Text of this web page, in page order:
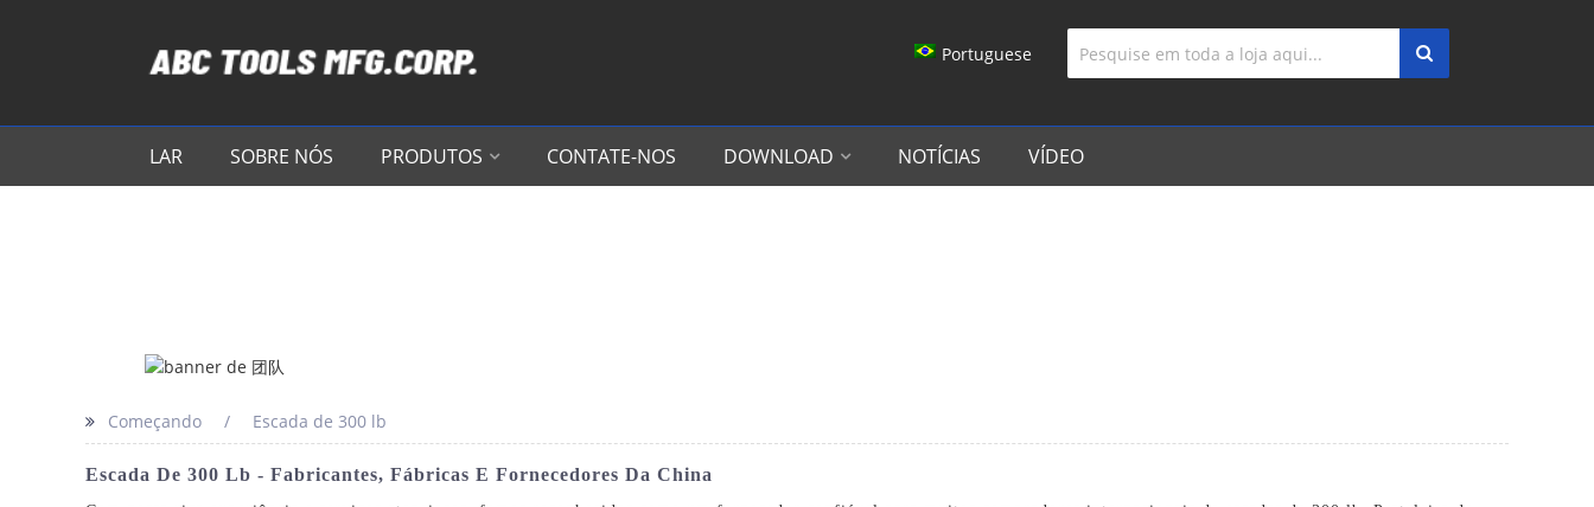
Portuguese
LAR SOBRE NÓS PRODUTOS CONTATE-NOS DOWNLOAD NOTÍCIAS VÍDEO
Começando Escada de 300 lb
Escada De 300 Lb - Fabricantes, Fábricas E Fornecedores Da China